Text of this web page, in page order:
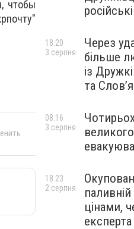
чтобы
Через
більше
із
та
18:20
3 серпня
08:16
3 серпня
паливній
цінами,
експерта
18:23
2 серпня